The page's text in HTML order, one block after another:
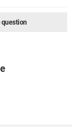
question